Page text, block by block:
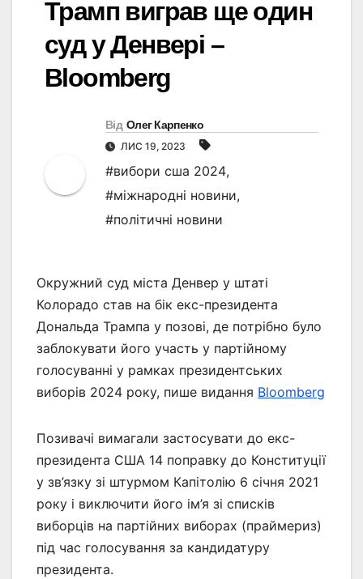
Трамп виграв ще один
суд у Денвері –
Bloomberg
Від Олег Карпенко
ЛИС 19, 2023
#вибори сша 2024,
#міжнародні новини,
#політичні новини
Окружний суд міста Денвер у штаті
Колорадо став на бік екс-президента
Дональда Трампа у позові, де потрібно було
заблокувати його участь у партійному
голосуванні у рамках президентських
виборів 2024 року, пише видання Bloomberg
Позивачі вимагали застосувати до екс-
президента США 14 поправку до Конституції
у зв’язку зі штурмом Капітолію 6 січня 2021
року і виключити його ім’я зі списків
виборців на партійних виборах (праймериз)
під час голосування за кандидатуру
президента.